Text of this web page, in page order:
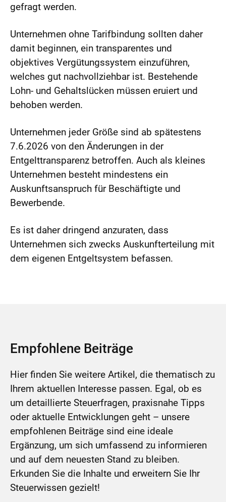
gefragt werden.
Unternehmen ohne Tarifbindung sollten daher
damit beginnen, ein transparentes und
objektives Vergütungssystem einzuführen,
welches gut nachvollziehbar ist. Bestehende
Lohn- und Gehaltslücken müssen eruiert und
behoben werden.
Unternehmen jeder Größe sind ab spätestens
7.6.2026 von den Änderungen in der
Entgelttransparenz betroffen. Auch als kleines
Unternehmen besteht mindestens ein
Auskunftsanspruch für Beschäftigte und
Bewerbende.
Es ist daher dringend anzuraten, dass
Unternehmen sich zwecks Auskunfterteilung mit
dem eigenen Entgeltsystem befassen.
Empfohlene Beiträge
Hier finden Sie weitere Artikel, die thematisch zu
Ihrem aktuellen Interesse passen. Egal, ob es
um detaillierte Steuerfragen, praxisnahe Tipps
oder aktuelle Entwicklungen geht – unsere
empfohlenen Beiträge sind eine ideale
Ergänzung, um sich umfassend zu informieren
und auf dem neuesten Stand zu bleiben.
Erkunden Sie die Inhalte und erweitern Sie Ihr
Steuerwissen gezielt!